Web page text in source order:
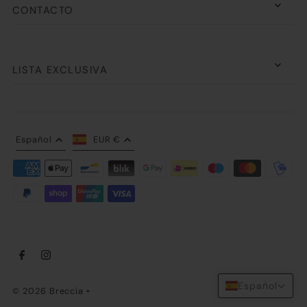
CONTACTO
LISTA EXCLUSIVA
© 2026 Breccia •
Español EUR €
Español